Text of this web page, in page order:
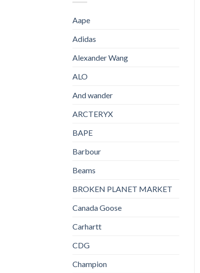
Aape
Adidas
Alexander Wang
ALO
And wander
ARCTERYX
BAPE
Barbour
Beams
BROKEN PLANET MARKET
Canada Goose
Carhartt
CDG
Champion